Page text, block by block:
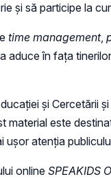
și să participe la
time management,
aduce în fața
și Cercetării
este
atenția
online SPEAKIDS